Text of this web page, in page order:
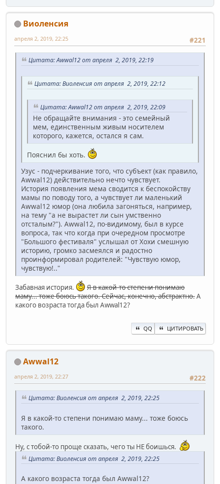
Виоленсия
#221
апреля 2, 2019, 22:25
Цитата: Awwal12 от апреля 2, 2019, 22:19
Цитата: Виоленсия от апреля 2, 2019, 22:12
Цитата: Awwal12 от апреля 2, 2019, 22:09
Не обращайте внимания - это семейный
мем, единственным живым носителем
которого, кажется, остался я сам.
Пояснил бы хоть.
Узус - подчеркивание того, что субъект (как правило,
Awwal12) действительно нечто чувствует.
История появления мема сводится к беспокойству
мамы по поводу того, а чувствует ли маленький
Awwal12 юмор (она любила загоняться, например,
на тему "а не вырастет ли сын умственно
отсталым?"). Awwal12, по-видимому, был в курсе
вопроса, так что когда при очередном просмотре
"Большого фестиваля" услышал от Хохи смешную
историю, громко засмеялся и радостно
проинформировал родителей: "Чувствую юмор,
чувствую!.."
Забавная история.
Я в какой-то степени понимаю
маму... тоже боюсь такого. Сейчас, конечно, абстрактно.А
какого возраста тогда был Awwal12?
QQ ЦИТИРОВАТЬ
Awwal12
#222
апреля 2, 2019, 22:27
Цитата: Виоленсия от апреля 2, 2019, 22:25
Я в какой-то степени понимаю маму... тоже боюсь
такого.
Ну, с тобой-то проще сказать, чего ты НЕ боишься.
Цитата: Виоленсия от апреля 2, 2019, 22:25
А какого возраста тогда был Awwal12?